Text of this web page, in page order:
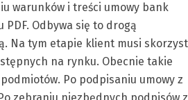
warunków i treści umowy bank
Odbywa się to drogą
Na tym etapie klient musi
na rynku. Obecnie takie
Po podpisaniu umowy z